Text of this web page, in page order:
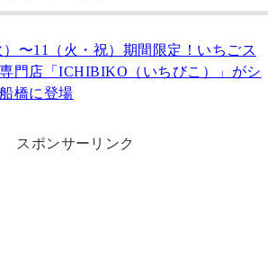
）〜11（火・祝）期間限定！いちごス
門店「ICHIBIKO（いちびこ）」がシ
橋に登場
スポンサーリンク